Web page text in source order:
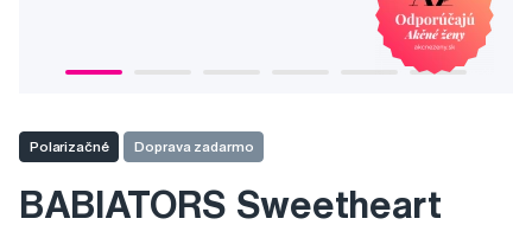
Polarizačné Doprava zadarmo
BABIATORS Sweetheart